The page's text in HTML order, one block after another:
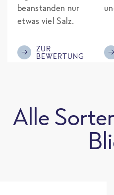
beanstanden nur
etwas viel Salz.
ZUR
BEWERTUNG
Alle